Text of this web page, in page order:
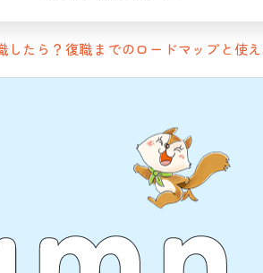
したら？復職までのロードマップと使